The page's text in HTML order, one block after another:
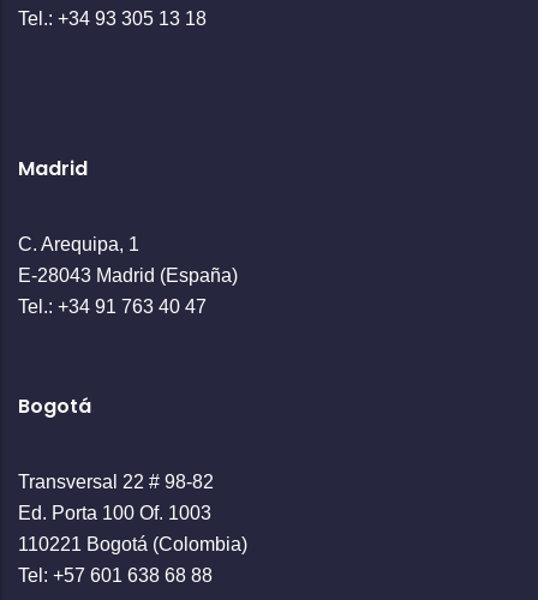
Tel.: +34 93 305 13 18
Madrid
C. Arequipa, 1
E-28043 Madrid (España)
Tel.: +34 91 763 40 47
Bogotá
Transversal 22 # 98-82
Ed. Porta 100 Of. 1003
110221 Bogotá (Colombia)
Tel: +57 601 638 68 88